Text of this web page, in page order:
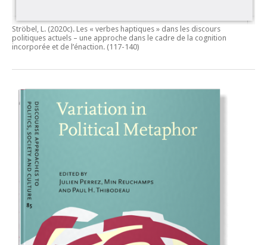
Ströbel, L. (2020c). Les « verbes haptiques » dans les discours
politiques actuels – une approche dans le cadre de la cognition
incorporée et de l’énaction. (117-140)